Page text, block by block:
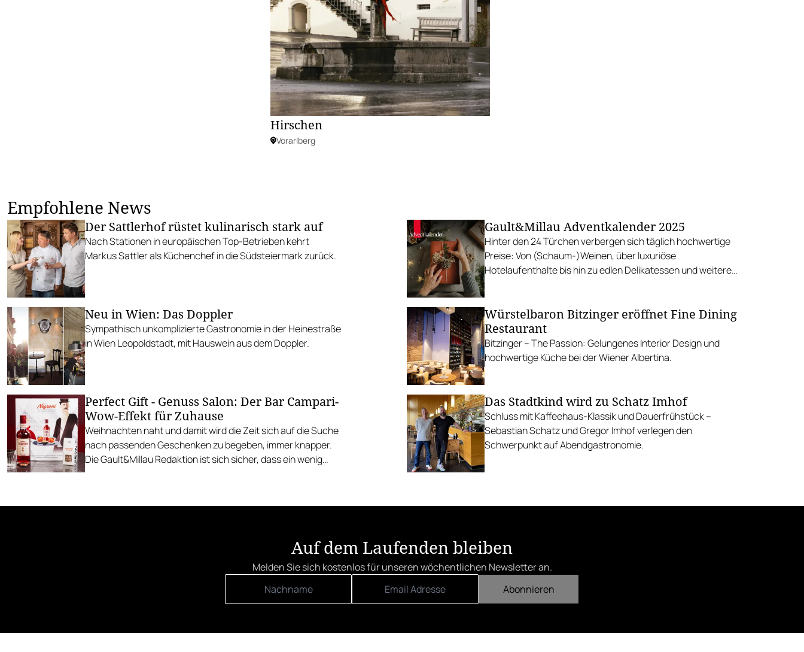
Hirschen
Vorarlberg
Empfohlene News
Der Sattlerhof rüstet kulinarisch stark auf
Nach Stationen in europäischen Top-Betrieben kehrt
Markus Sattler als Küchenchef in die Südsteiermark zurück.
Gault&Millau Adventkalender 2025
Hinter den 24 Türchen verbergen sich täglich hochwertige
Preise: Von (Schaum-)Weinen, über luxuriöse
Hotelaufenthalte bis hin zu edlen Delikatessen und weiteren
Neu in Wien: Das Doppler
Sympathisch unkomplizierte Gastronomie in der Heinestraße
in Wien Leopoldstadt, mit Hauswein aus dem Doppler.
Würstelbaron Bitzinger eröffnet Fine Dining
Restaurant
Bitzinger – The Passion: Gelungenes Interior Design und
hochwertige Küche bei der Wiener Albertina.
Perfect Gift - Genuss Salon: Der Bar Campari-
Wow-Effekt für Zuhause
Weihnachten naht und damit wird die Zeit sich auf die Suche
nach passenden Geschenken zu begeben, immer knapper.
Die Gault&Millau Redaktion ist sich sicher, dass ein wenig
Das Stadtkind wird zu Schatz Imhof
Schluss mit Kaffeehaus-Klassik und Dauerfrühstück –
Sebastian Schatz und Gregor Imhof verlegen den
Schwerpunkt auf Abendgastronomie.
Auf dem Laufenden bleiben
Melden Sie sich kostenlos für unseren wöchentlichen Newsletter an.
Abonnieren